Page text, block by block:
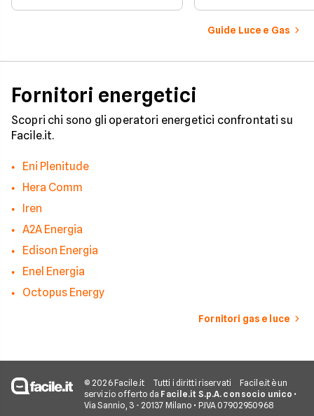
edilizia libera.
determinato
numerosi i fattori
influenzano questo
considerazione per
Guide Luce e Gas
Fornitori energetici
Scopri chi sono gli operatori energetici confrontati su
Facile.it.
Eni Plenitude
Hera Comm
Iren
A2A Energia
Edison Energia
Enel Energia
Octopus Energy
Fornitori gas e luce
© 2026 Facile.it Tutti i diritti riservati
Facile.it è un
servizio offerto da Facile.it S.p.A. con socio unico •
Via Sannio, 3 - 20137 Milano • P.IVA 07902950968